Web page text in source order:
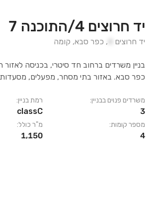
יד חרוצים 4/התוכנה 7
יד חרוצים , כפר סבא, קומה
בניין משרדים ברחוב חד סיטרי, בכניסה
כפר סבא. באזור בתי מסחר, מפעלים, מסעדות
משרדים פנוים בבניין:
3
מספר קומות:
4
רמת בניין:
classC
מ"ר כולל:
1,150